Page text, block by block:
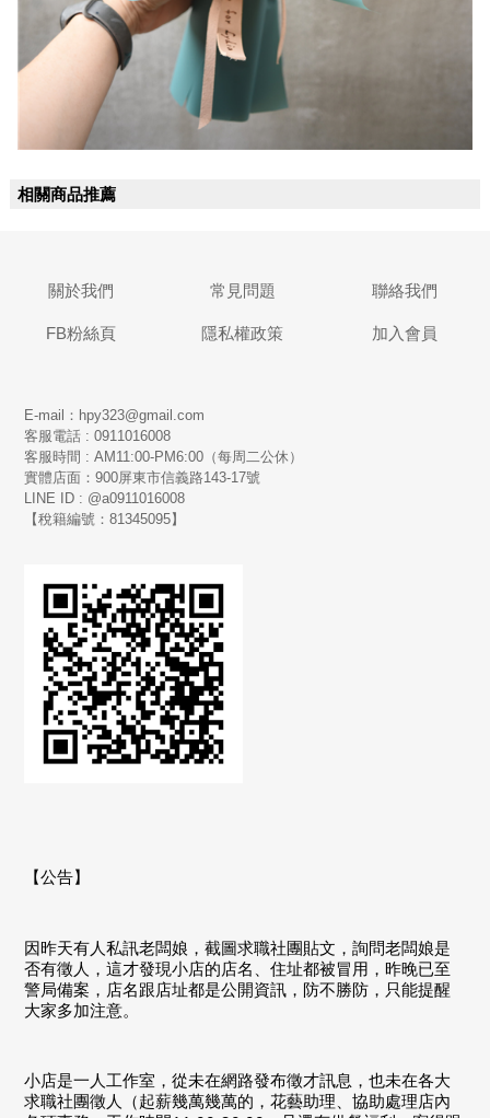
相關商品推薦
關於我們 常見問題 聯絡我們
FB粉絲頁 隱私權政策 加入會員
E-mail：hpy323@gmail.com
客服電話 : 0911016008
客服時間 : AM11:00-PM6:00（每周二公休）
實體店面：900屏東市信義路143-17號
LINE ID : @a0911016008
【稅籍編號：81345095】
【公告】
因昨天有人私訊老闆娘，截圖求職社團貼文，詢問老闆娘是
否有徵人，這才發現小店的店名、住址都被冒用，昨晚已至
警局備案，店名跟店址都是公開資訊，防不勝防，只能提醒
大家多加注意。
小店是一人工作室，從未在網路發布徵才訊息，也未在各大
求職社團徵人（起薪幾萬幾萬的，花藝助理、協助處理店內